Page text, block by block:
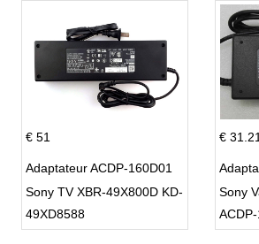
€ 51
Adaptateur ACDP-160D01
Sony TV XBR-49X800D KD-
49XD8588
€ 31.21
Sony